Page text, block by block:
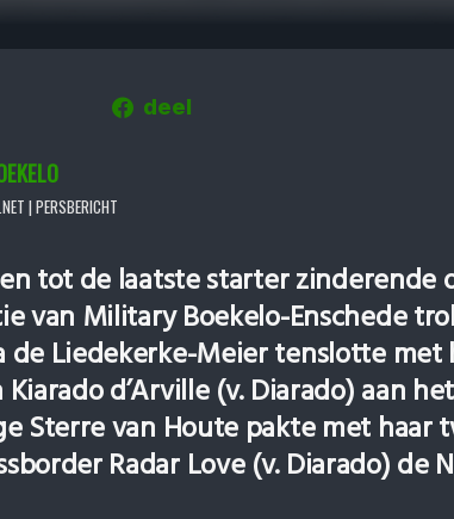
deel
| PERSBERICHT
tot de laatste starter zinderende
van Military Boekelo-Enschede
de Liedekerke-Meier tenslotte
d’Arville (v. Diarado) aan
Sterre van Houte pakte met haar
Radar Love (v. Diarado) de